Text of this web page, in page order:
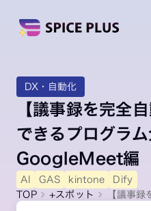
DX・自動化
【議事録を完全
できるプログラム
GoogleMeet編
AI GAS kintone
Dify
TOP
+スポット 【議事